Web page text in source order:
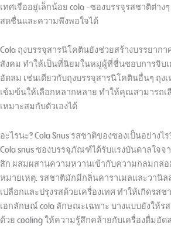
เทศเจืออยู่เล็กน้อย cola -ซองบรรจุรสชาติต่าง
สดชื่นและความพึงพอใจได้
Cola ถุงบรรจุสารนิโคตินยังช่วยสร้างบรรยาก
สังคม ทำให้เป็นที่นิยมในหมู่ผู้ที่ชื่นชอบการจิบ
อัดลม เช่นเดียวกับถุงบรรจุสารนิโคตินอื่นๆ ถุง
เข้มข้นให้เลือกหลากหลาย ทำให้คุณสามารถ
เหมาะสมกับตัวเองได้
อะไรนะ? Cola Snus รสชาติของซองเป็นอย่างไร
Cola snus ซองบรรจุภัณฑ์ได้รับแรงบันดาลใจ
สิก ผสมผสานความหวานเข้ากับความกลมกล่อ
หมายเหตุ: รสชาติมักมีกลิ่นคาราเมลและวานิล
เปลือกและปรุงรสด้วยเครื่องเทศ ทำให้เกิดรส
เอกลักษณ์ cola ลักษณะเฉพาะ บางแบบยังให้
ด้วย cooling ให้ความรู้สึกคล้ายกับเครื่องดื่มอั